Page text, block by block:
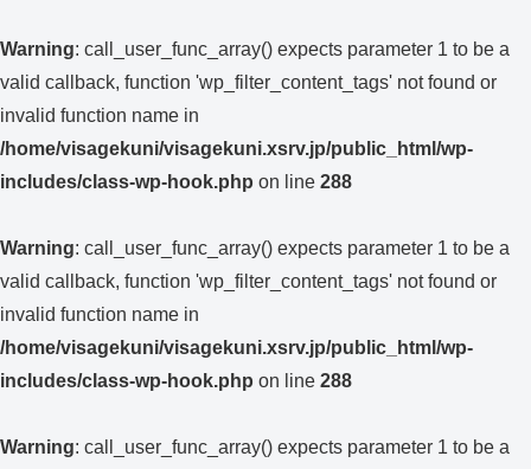
Warning: call_user_func_array() expects parameter 1 to be a
valid callback, function 'wp_filter_content_tags' not found or
invalid function name in
/home/visagekuni/visagekuni.xsrv.jp/public_html/wp-
includes/class-wp-hook.php on line 288
Warning: call_user_func_array() expects parameter 1 to be a
valid callback, function 'wp_filter_content_tags' not found or
invalid function name in
/home/visagekuni/visagekuni.xsrv.jp/public_html/wp-
includes/class-wp-hook.php on line 288
Warning: call_user_func_array() expects parameter 1 to be a